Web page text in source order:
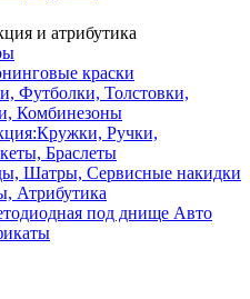
и атрибутика
краски
Футболки, Толстовки,
Комбинезоны
Ручки,
Браслеты
Шатры, Сервисные накидки
Атрибутика
под днище Авто